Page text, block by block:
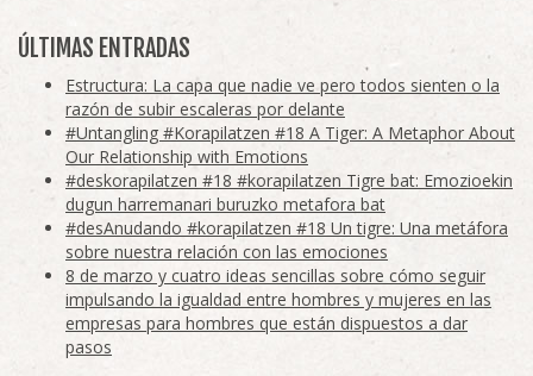
ÚLTIMAS ENTRADAS
Estructura: La capa que nadie ve pero todos sienten o la
razón de subir escaleras por delante
#Untangling #Korapilatzen #18 A Tiger: A Metaphor About
Our Relationship with Emotions
#deskorapilatzen #18 #korapilatzen Tigre bat: Emozioekin
dugun harremanari buruzko metafora bat
#desAnudando #korapilatzen #18 Un tigre: Una metáfora
sobre nuestra relación con las emociones
8 de marzo y cuatro ideas sencillas sobre cómo seguir
impulsando la igualdad entre hombres y mujeres en las
empresas para hombres que están dispuestos a dar
pasos